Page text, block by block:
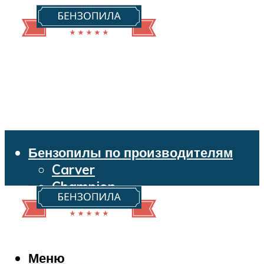
Бензопилы по производителям
Carver
Champion
Echo
Husqvarna
Makita
Меню